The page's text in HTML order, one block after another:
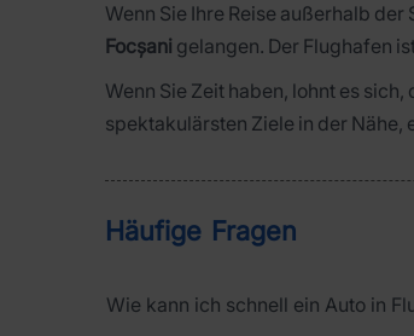
Wenn Sie Ihre Reise außerhalb
Focșani gelangen. Der Flughafen
Wenn Sie Zeit haben, lohnt es
spektakulärsten Ziele in der
Häufige Fragen
Wie kann ich schnell ein Auto in